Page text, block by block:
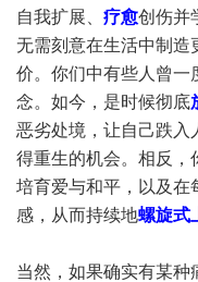
自我扩展、 疗愈创伤并
无需刻意在生活中制造
价。你们中有些人曾一
念。如今，是时候彻底
恶劣处境，让自己跌入
得重生的机会。相反，
培育爱与和平，以及在
感，从而持续地螺旋式
当然，如果确实有某种